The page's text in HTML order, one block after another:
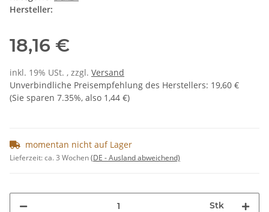
Hersteller:
18,16 €
inkl. 19% USt. , zzgl. Versand
Unverbindliche Preisempfehlung des Herstellers: 19,60 €
(Sie sparen 7.35%, also 1,44 €)
momentan nicht auf Lager
Lieferzeit:ca. 3 Wochen(DE - Ausland abweichend)
Stk